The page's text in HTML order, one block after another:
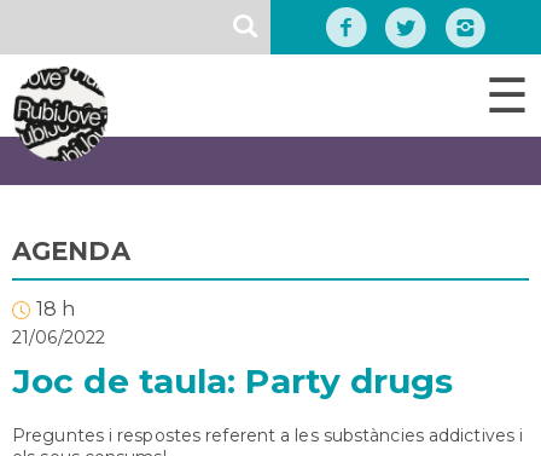
contingut
☰
AGENDA
18 h
21/06/2022
Joc de taula: Party drugs
Preguntes i respostes referent a les substàncies addictives i